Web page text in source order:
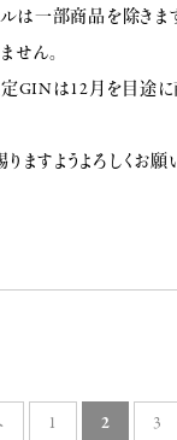
一部商品を除きま
せん。
は12月を目途に
ますようよろしくお願
1 2 3